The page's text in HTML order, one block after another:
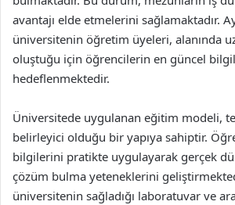
avantajı elde etmelerini sağlamaktadır.
üniversitenin öğretim üyeleri, alanında
oluştuğu için öğrencilerin en güncel
hedeflenmektedir.
Üniversitede uygulanan eğitim modeli,
belirleyici olduğu bir yapıya sahiptir.
bilgilerini pratikte uygulayarak gerçek
çözüm bulma yeteneklerini
üniversitenin sağladığı laboratuvar ve